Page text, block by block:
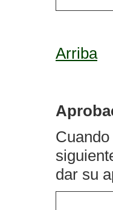
Arriba
dar su